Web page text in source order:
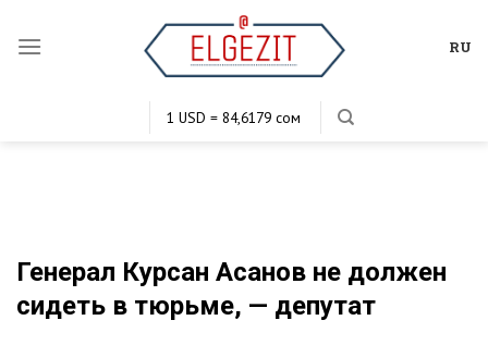
RU
1 USD = 84,6179 сом
Генерал Курсан Асанов не должен
сидеть в тюрьме, — депутат